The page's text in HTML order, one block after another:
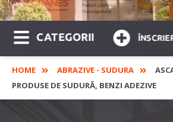
CATEGORII
HOME ABRAZIVE - SUDURA
PRODUSE DE SUDURĂ, BENZI ADEZIVE